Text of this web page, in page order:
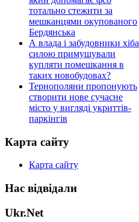
тотально стежити за
мешканцями окупованого
Бердянська
А влада і забудовники хіба
силою примушували
купляти помешкання в
таких новобудовах?
Тернополяни пропонують
створити нове сучасне
місто у вигляді укриттів-
паркінгів
Карта сайту
Карта сайту
Нас відвідали
Ukr.Net